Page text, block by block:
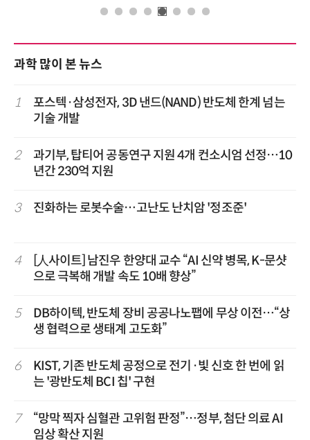
과학 많이 본 뉴스
1
포스텍·삼성전자, 3D 낸드(NAND) 반도체 한계 넘는
기술 개발
2
과기부, 탑티어 공동연구 지원 4개 컨소시엄 선정…10
년간 230억 지원
3 진화하는 로봇수술…고난도 난치암 '정조준'
4
[人사이트] 남진우 한양대 교수 “AI 신약 병목, K-문샷
으로 극복해 개발 속도 10배 향상”
5
DB하이텍, 반도체 장비 공공나노팹에 무상 이전…“상
생 협력으로 생태계 고도화”
6
KIST, 기존 반도체 공정으로 전기·빛 신호 한 번에 읽
는 '광반도체 BCI 칩' 구현
7
“망막 찍자 심혈관 고위험 판정”…정부, 첨단 의료 AI
임상 확산 지원